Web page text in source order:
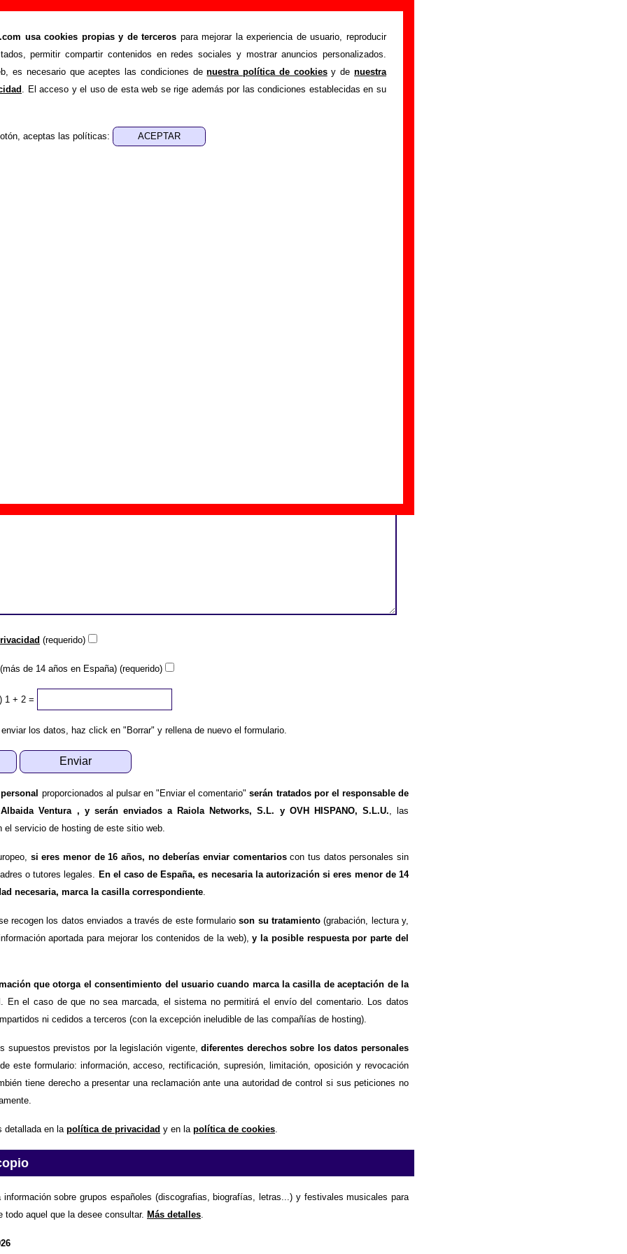
usa cookies propias y de terceros para mejorar la experiencia de usuario, reproducir
permitir compartir contenidos en redes sociales y mostrar anuncios personalizados.
es necesario que aceptes las condiciones denuestra política de cookiesy denuestra
. El acceso y el uso de esta web se rige además por las condiciones establecidas en su
aceptas las políticas:
o corregir información
>Añadir
adicional, puedes enviar nueva información o corregir la existente mediante el
o escribiendo un e-mail a guialven@musicoscopio.com.Gracias por tu
(requerido)
de 14 años en España) (requerido)
1 + 2 =
los datos, haz click en "Borrar" y rellena de nuevo el formulario.
proporcionados al pulsar en "Enviar el comentario"serán tratados por el responsable de
Ventura , y serán enviados a Raiola Networks, S.L. y OVH HISPANO, S.L.U. , las
el servicio de hosting de este sitio web.
si eres menor de 16 años, no deberías enviar comentarioscon tus datos personales sin
o tutores legales.
En el caso de España, es necesaria la autorización si eres menor de 14
necesaria, marca la casilla correspondiente
recogen los datos enviados a través de este formularioson su tratamiento(grabación, lectura y,
aportada para mejorar los contenidos de la web),y la posible respuesta por parte del
que otorga el consentimiento del usuario cuando marca la casilla de aceptación de la
. En el caso de que no sea marcada, el sistema no permitirá el envío del comentario. Los datos
ni cedidos a terceros (con la excepción ineludible de las compañías de hosting).
supuestos previstos por la legislación vigente,diferentes derechos sobre los datos personales
este formulario: información, acceso, rectificación, supresión, limitación, oposición y revocación
tiene derecho a presentar una reclamación ante una autoridad de control si sus peticiones no
detallada en la política de privacidad y en la política de cookies
información sobre grupos españoles (discografias, biografías, letras...) y festivales musicales para
todo aquel que la desee consultar. Más detalles.